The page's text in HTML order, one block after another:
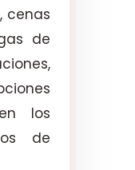
, cenas
de
los
de